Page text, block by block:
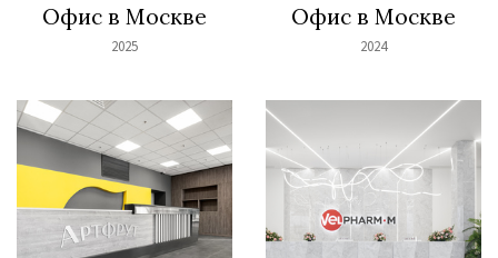
Офис в Москве
2025
Офис в Москве
2024